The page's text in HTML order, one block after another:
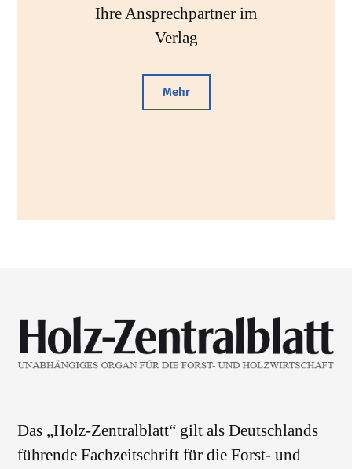
Ihre Ansprechpartner im
Verlag
Mehr
Das „Holz-Zentralblatt“ gilt als Deutschlands
führende Fachzeitschrift für die Forst- und